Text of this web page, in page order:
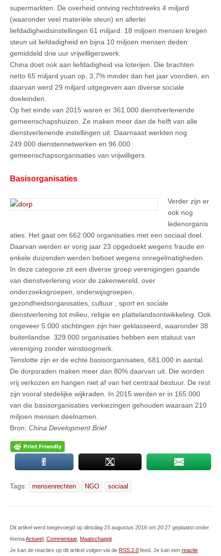
supermarkten. De overheid ontving rechtstreeks 4 miljard
(waaronder veel materiële steun) en allerlei
liefdadigheidsinstellingen 61 miljard. 18 miljoen mensen kregen
steun uit liefdadigheid en bijna 10 miljoen mensen deden
gemiddeld drie uur vrijwilligerswerk.
China doet ook aan liefdadigheid via loterijen. Die brachten
netto 65 miljard yuan op, 3,7% minder dan het jaar voordien, en
daarvan werd 29 miljard uitgegeven aan diverse sociale
doeleinden.
Op het einde van 2015 waren er 361.000 dienstverlenende
gemeenschapshuizen. Ze maken meer dan de helft van alle
dienstverlenende instellingen uit. Daarnaast werkten nog
249.000 dienstennetwerken en 96.000
gemeenschapsorganisaties van vrijwilligers.
Basisorganisaties
Verder zijn er
ook nog
ledenorganis
aties. Het gaat om 662.000 organisaties met een sociaal doel.
Daarvan werden er vorig jaar 23 opgedoekt wegens fraude en
enkele duizenden werden beboet wegens onregelmatigheden.
In deze categorie zit een diverse groep verenigingen gaande
van dienstverlening voor de zakenwereld, over
onderzoeksgroepen, onderwijsgroepen,
gezondheidsorganisaties, cultuur , sport en sociale
dienstverlening tot milieu, religie en plattelandsontwikkeling. Ook
ongeveer 5.000 stichtingen zijn hier geklasseerd, waaronder 38
buitenlandse. 329.000 organisaties hebben een statuut van
vereniging zonder winstoogmerk.
Tenslotte zijn er de echte basisorganisaties, 681.000 in aantal.
De dorpsraden maken meer dan 80% daarvan uit. Die worden
vrij verkozen en hangen niet af van het centraal bestuur. De rest
zijn vooral stedelijke wijkraden. In 2015 werden er in 165.000
van die basisorganisaties verkiezingen gehouden waaraan 210
miljoen mensen deelnamen.
Bron: China Development Brief
Tags: mensenrechten NGO sociaal
Dit artikel werd toegevoegd op dinsdag 23 augustus 2016 om 20:27 geplaatst onder
themaActueel Commentaar, Maatschappij
Je kan de reacties op dit artikel volgen via de RSS 2.0 feed. Je kan een reactie